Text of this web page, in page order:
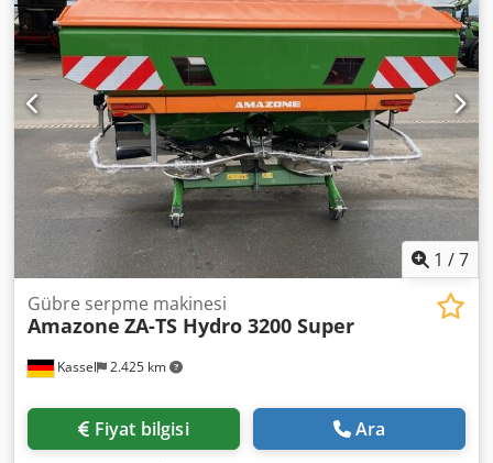
1 /7
Kassel 2.425 km
Gübre serpme makinesi
Amazone ZA-TS Hydro 3200 Super
Fiyat bilgisi Ara